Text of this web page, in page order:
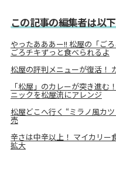
この記事の編集者は以
やったあああー!! 松屋の「ご
ごろチキずっと食べられるよ
松屋の評判メニューが復活！
「松屋」のカレーが突き進
ニックを松屋流にアレンジ
松屋どこへ行く “ミラノ風カ
売
辛さは中辛以上！ マイカリー
拡大